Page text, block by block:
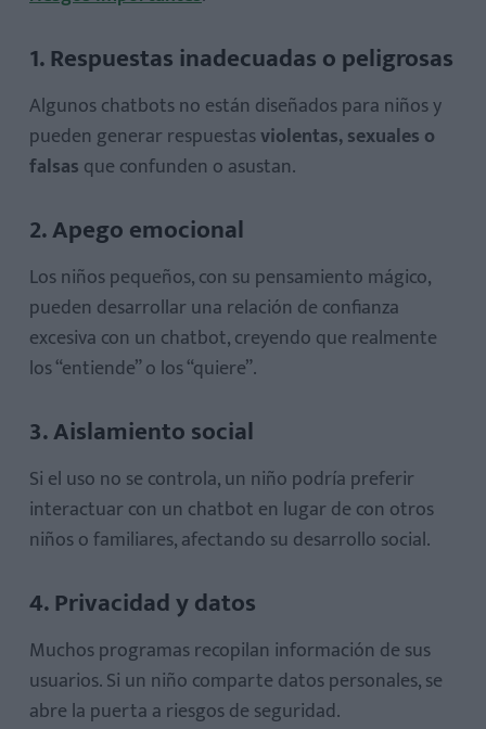
1. Respuestas inadecuadas o peligrosas
Algunos chatbots no están diseñados para niños y
pueden generar respuestasviolentas, sexuales o
falsas que confunden o asustan.
2. Apego emocional
Los niños pequeños, con su pensamiento mágico,
pueden desarrollar una relación de confianza
excesiva con un chatbot, creyendo que realmente
los “entiende” o los “quiere”.
3. Aislamiento social
Si el uso no se controla, un niño podría preferir
interactuar con un chatbot en lugar de con otros
niños o familiares, afectando su desarrollo social.
4. Privacidad y datos
Muchos programas recopilan información de sus
usuarios. Si un niño comparte datos personales, se
abre la puerta a riesgos de seguridad.